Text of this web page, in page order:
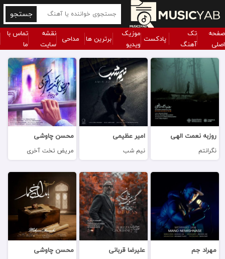
جستجو
صفحه
اصلی
تک
آهنگ
پادکست موزیک
ویدیو
برترین ها مداحی نقشه
سایت
تماس با
ما
روزبه نعمت الهی
نگرانتم
امیر عظیمی
نیم شب
محسن چاوشی
مریض تخت آخری
مهراد جم علیرضا قربانی محسن چاوشی